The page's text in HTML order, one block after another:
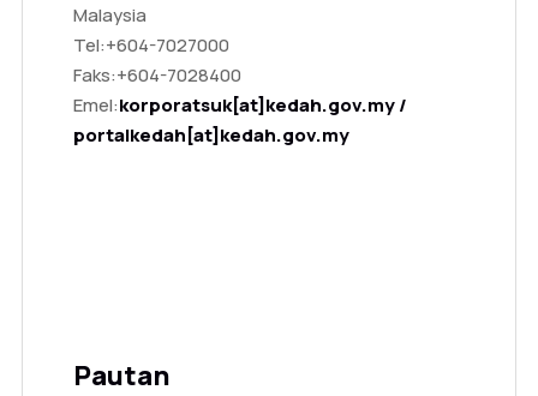
Malaysia
Tel:+604-7027000
Faks:+604-7028400
Emel:korporatsuk[at]kedah.gov.my /
portalkedah[at]kedah.gov.my
Pautan